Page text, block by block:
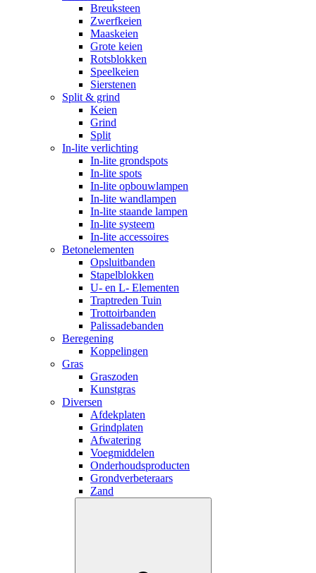
Breuksteen
Zwerfkeien
Maaskeien
Grote keien
Rotsblokken
Speelkeien
Sierstenen
Split & grind
Keien
Grind
Split
In-lite verlichting
In-lite grondspots
In-lite spots
In-lite opbouwlampen
In-lite wandlampen
In-lite staande lampen
In-lite systeem
In-lite accessoires
Betonelementen
Opsluitbanden
Stapelblokken
U- en L- Elementen
Traptreden Tuin
Trottoirbanden
Palissadebanden
Beregening
Koppelingen
Gras
Graszoden
Kunstgras
Diversen
Afdekplaten
Grindplaten
Afwatering
Voegmiddelen
Onderhoudsproducten
Grondverbeteraars
Zand